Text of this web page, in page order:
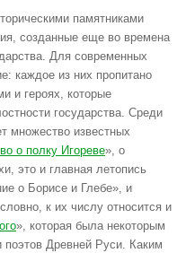
памятниками
созданные еще во времена
Для современных
каждое из них пропитано
и героях, которые
государства. Среди
множество известных
о полку Игореве», о
это и главная летопись
о Борисе и Глебе», и
к их числу относится и
», которая была некоторым
Древней Руси. Каким